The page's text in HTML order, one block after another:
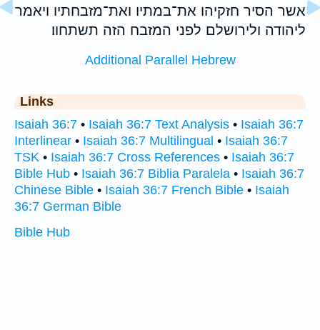
אשר הסיר חזקיהו את־במתיו ואת־מזבחתיו ויאמר
ליהודה ולירושלם לפני המזבח הזה תשתחוו׃
Additional Parallel Hebrew
Links
Isaiah 36:7 • Isaiah 36:7 Text Analysis • Isaiah 36:7
Interlinear • Isaiah 36:7 Multilingual • Isaiah 36:7
TSK • Isaiah 36:7 Cross References • Isaiah 36:7
Bible Hub • Isaiah 36:7 Biblia Paralela • Isaiah 36:7
Chinese Bible • Isaiah 36:7 French Bible • Isaiah
36:7 German Bible
Bible Hub